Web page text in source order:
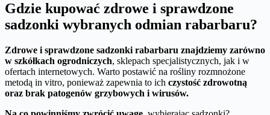
Gdzie kupować zdrowe i sprawdzone
sadzonki wybranych odmian rabarbaru?
Zdrowe i sprawdzone sadzonki rabarbaru znajdziemy zarówno
w szkółkach ogrodniczych, sklepach specjalistycznych, jak i w
ofertach internetowych. Warto postawić na rośliny rozmnożone
metodą in vitro, ponieważ zapewnia to ich czystość zdrowotną
oraz brak patogenów grzybowych i wirusów.